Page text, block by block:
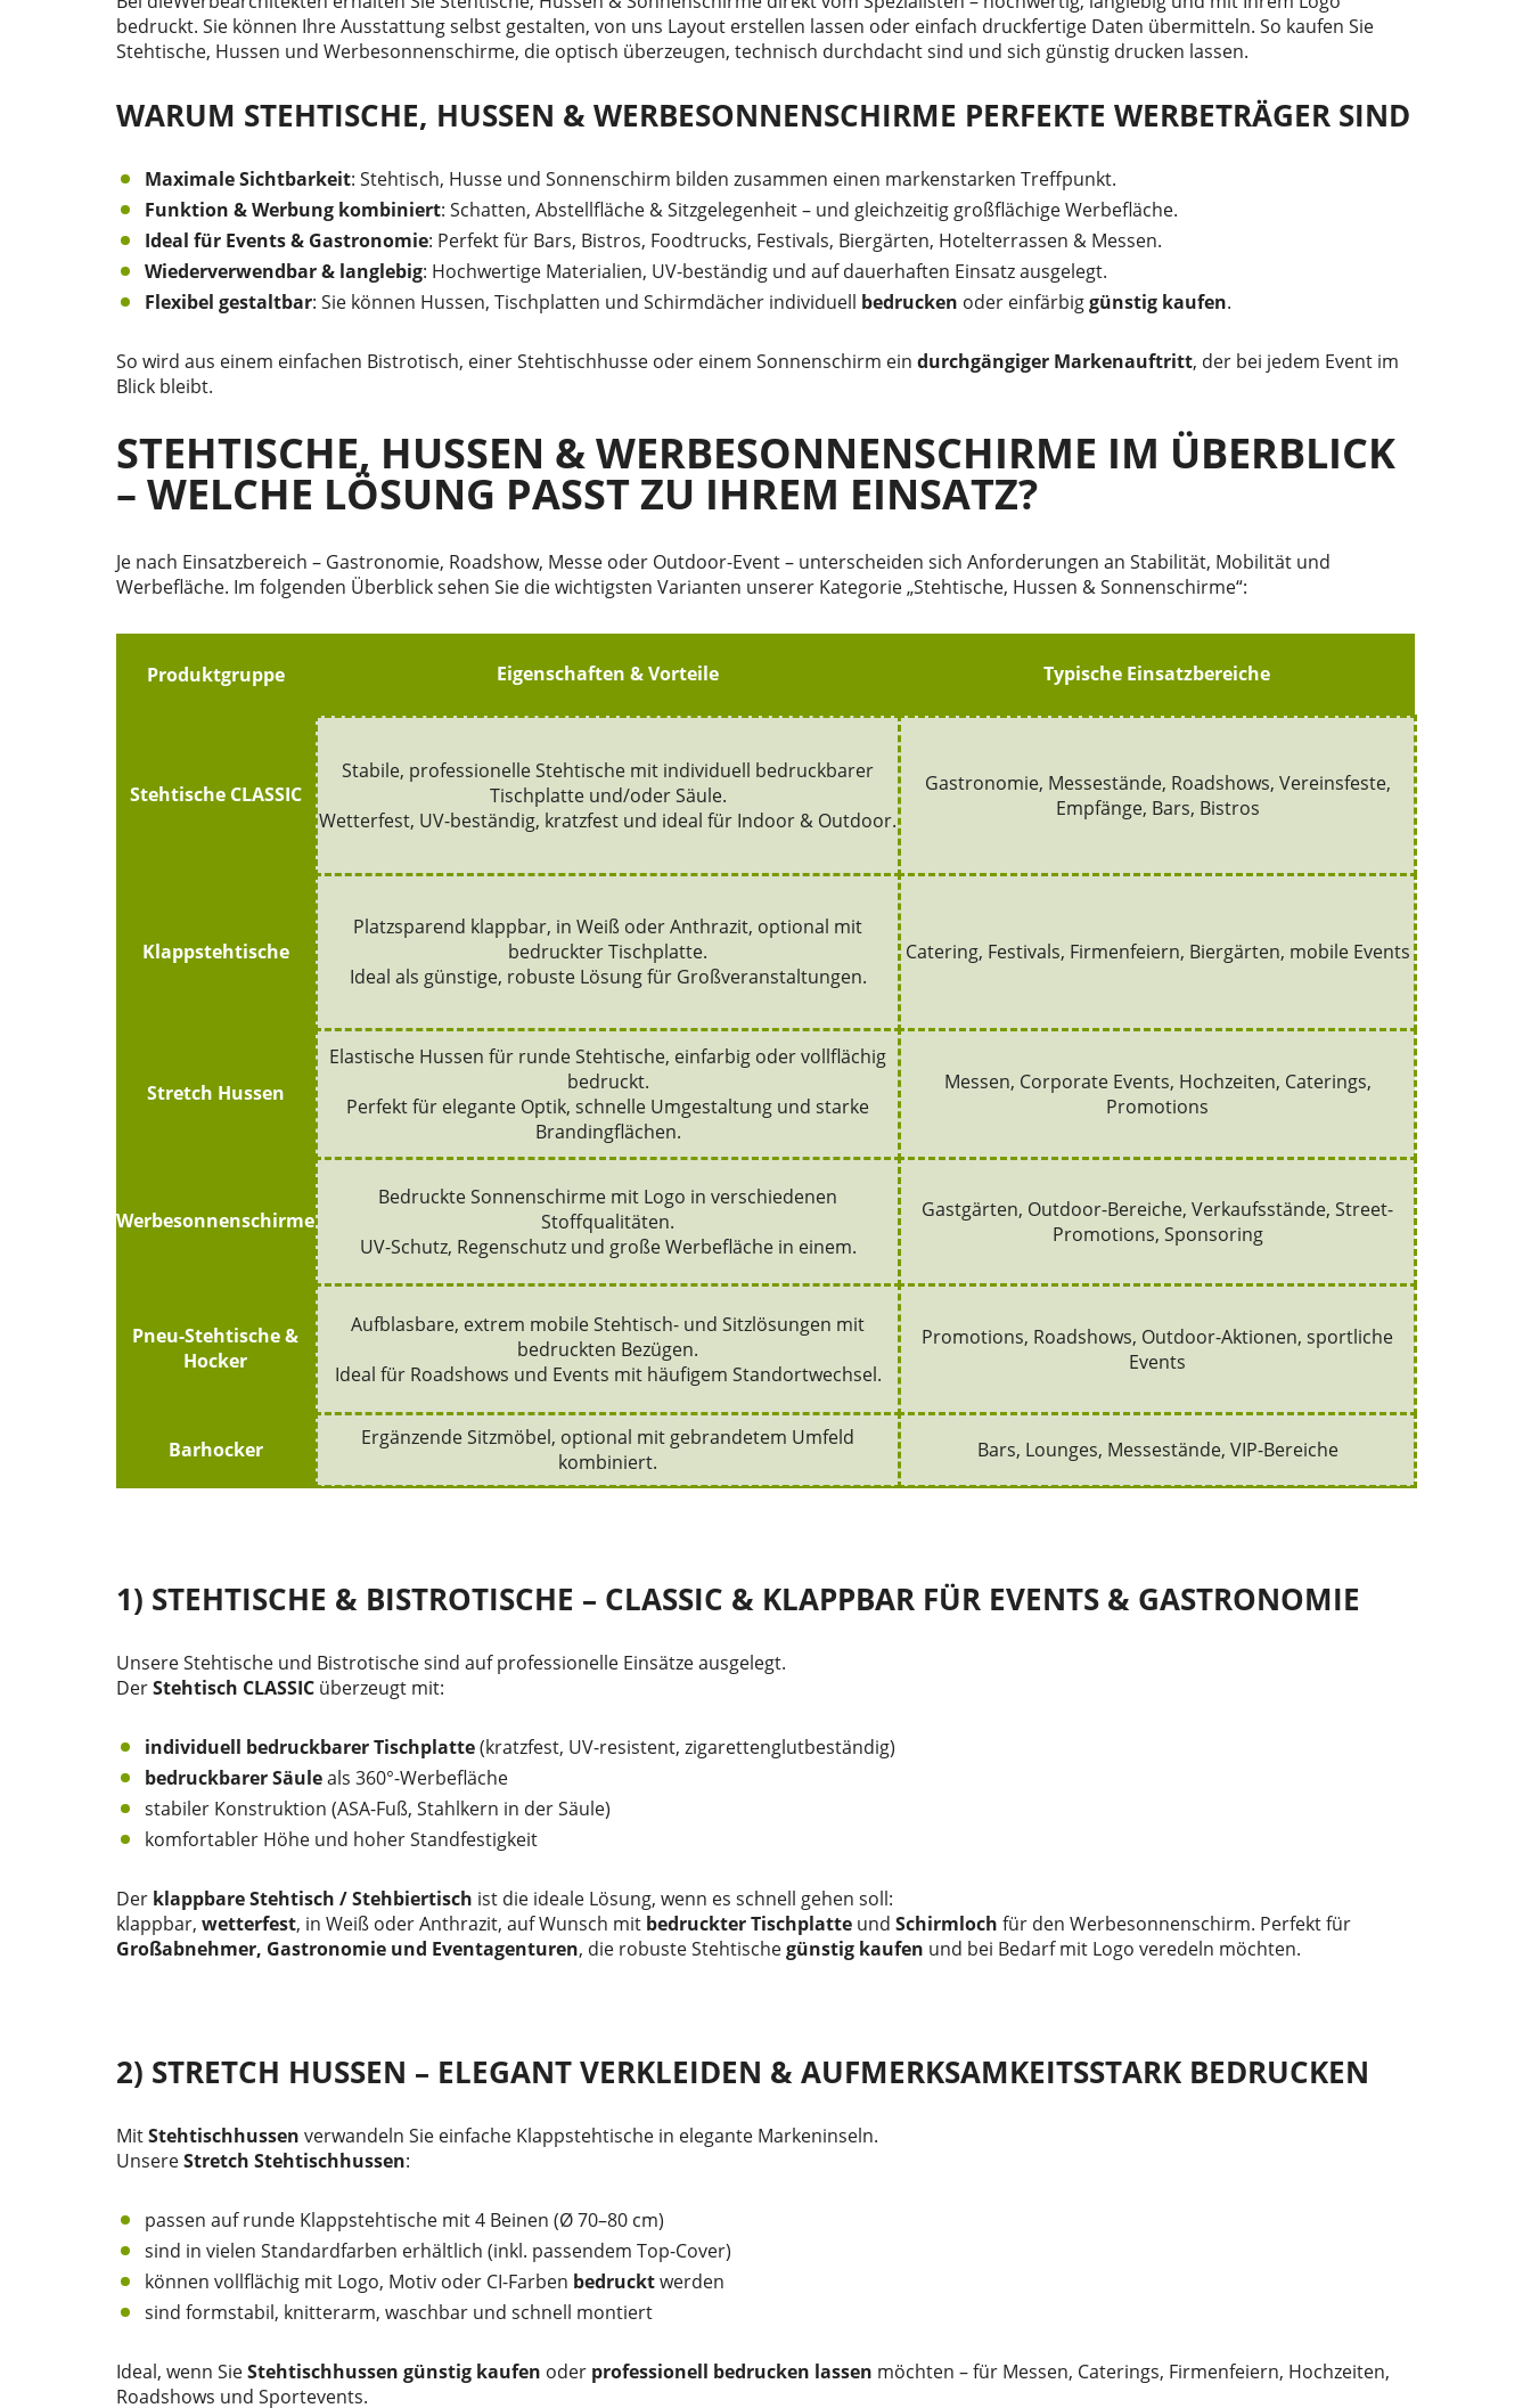
bedruckt. Sie können Ihre Ausstattung selbst gestalten, von uns Layout erstellen lassen oder einfach druckfertige Daten übermitteln. So kaufen Sie
Stehtische, Hussen und Werbesonnenschirme, die optisch überzeugen, technisch durchdacht sind und sich günstig drucken lassen.
WARUM STEHTISCHE, HUSSEN & WERBESONNENSCHIRME PERFEKTE WERBETRÄGER SIND
Maximale Sichtbarkeit: Stehtisch, Husse und Sonnenschirm bilden zusammen einen markenstarken Treffpunkt.
Funktion & Werbung kombiniert: Schatten, Abstellfläche & Sitzgelegenheit – und gleichzeitig großflächige Werbefläche.
Ideal für Events & Gastronomie: Perfekt für Bars, Bistros, Foodtrucks, Festivals, Biergärten, Hotelterrassen & Messen.
Wiederverwendbar & langlebig: Hochwertige Materialien, UV-beständig und auf dauerhaften Einsatz ausgelegt.
Flexibel gestaltbar: Sie können Hussen, Tischplatten und Schirmdächer individuell bedrucken oder einfärbiggünstig kaufen.
So wird aus einem einfachen Bistrotisch, einer Stehtischhusse oder einem Sonnenschirm ein durchgängiger Markenauftritt, der bei jedem Event im
Blick bleibt.
STEHTISCHE, HUSSEN & WERBESONNENSCHIRME IM ÜBERBLICK
– WELCHE LÖSUNG PASST ZU IHREM EINSATZ?
Je nach Einsatzbereich – Gastronomie, Roadshow, Messe oder Outdoor-Event – unterscheiden sich Anforderungen an Stabilität, Mobilität und
Werbefläche. Im folgenden Überblick sehen Sie die wichtigsten Varianten unserer Kategorie „Stehtische, Hussen & Sonnenschirme“:
Produktgruppe Eigenschaften & Vorteile Typische Einsatzbereiche
Stehtische CLASSIC
Stabile, professionelle Stehtische mit individuell bedruckbarer
Tischplatte und/oder Säule.
Wetterfest, UV-beständig, kratzfest und ideal für Indoor & Outdoor.
Gastronomie, Messestände, Roadshows, Vereinsfeste,
Empfänge, Bars, Bistros
Klappstehtische
Platzsparend klappbar, in Weiß oder Anthrazit, optional mit
bedruckter Tischplatte.
Ideal als günstige, robuste Lösung für Großveranstaltungen.
Catering, Festivals, Firmenfeiern, Biergärten, mobile Events
Stretch Hussen
Elastische Hussen für runde Stehtische, einfarbig oder vollflächig
bedruckt.
Perfekt für elegante Optik, schnelle Umgestaltung und starke
Brandingflächen.
Messen, Corporate Events, Hochzeiten, Caterings,
Promotions
Werbesonnenschirme
Bedruckte Sonnenschirme mit Logo in verschiedenen
Stoffqualitäten.
UV-Schutz, Regenschutz und große Werbefläche in einem.
Gastgärten, Outdoor-Bereiche, Verkaufsstände, Street-
Promotions, Sponsoring
Pneu-Stehtische &
Hocker
Aufblasbare, extrem mobile Stehtisch- und Sitzlösungen mit
bedruckten Bezügen.
Ideal für Roadshows und Events mit häufigem Standortwechsel.
Promotions, Roadshows, Outdoor-Aktionen, sportliche
Events
Barhocker
Ergänzende Sitzmöbel, optional mit gebrandetem Umfeld
kombiniert.
Bars, Lounges, Messestände, VIP-Bereiche
1) STEHTISCHE & BISTROTISCHE – CLASSIC & KLAPPBAR FÜR EVENTS & GASTRONOMIE
Unsere Stehtische und Bistrotische sind auf professionelle Einsätze ausgelegt.
DerStehtisch CLASSIC überzeugt mit:
individuell bedruckbarer Tischplatte(kratzfest, UV-resistent, zigarettenglutbeständig)
bedruckbarer Säuleals 360°-Werbefläche
stabiler Konstruktion (ASA-Fuß, Stahlkern in der Säule)
komfortabler Höhe und hoher Standfestigkeit
Der klappbare Stehtisch / Stehbiertisch ist die ideale Lösung, wenn es schnell gehen soll:
klappbar, wetterfest, in Weiß oder Anthrazit, auf Wunsch mit bedruckter Tischplatte und Schirmloch für den Werbesonnenschirm. Perfekt für
Großabnehmer, Gastronomie und Eventagenturen, die robuste Stehtischegünstig kaufen und bei Bedarf mit Logo veredeln möchten.
2) STRETCH HUSSEN – ELEGANT VERKLEIDEN & AUFMERKSAMKEITSSTARK BEDRUCKEN
MitStehtischhussen verwandeln Sie einfache Klappstehtische in elegante Markeninseln.
UnsereStretch Stehtischhussen:
passen auf runde Klappstehtische mit 4 Beinen (Ø 70–80 cm)
sind in vielen Standardfarben erhältlich (inkl. passendem Top-Cover)
können vollflächig mit Logo, Motiv oder CI-Farben bedrucktwerden
sind formstabil, knitterarm, waschbar und schnell montiert
Ideal, wenn SieStehtischhussen günstig kaufen oder professionell bedrucken lassen möchten – für Messen, Caterings, Firmenfeiern, Hochzeiten,
Roadshows und Sportevents.